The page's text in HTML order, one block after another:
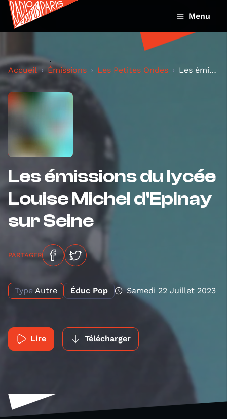
Menu
Accueil Émissions Les Petites Ondes Les émissions du lycée Louise Michel d'Epinay sur...
Les émissions du lycée
Louise Michel d'Epinay
sur Seine
PARTAGER
Type Autre Éduc Pop Samedi 22 Juillet 2023
Lire Télécharger